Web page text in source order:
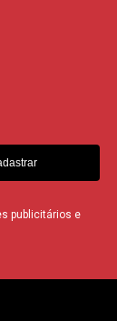
publicitários e